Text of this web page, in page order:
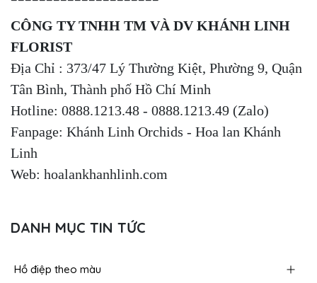
CÔNG TY TNHH TM VÀ DV KHÁNH LINH
FLORIST
Địa Chỉ : 373/47 Lý Thường Kiệt, Phường 9, Quận
Tân Bình, Thành phố Hồ Chí Minh
Hotline: 0888.1213.48 - 0888.1213.49 (Zalo)
Fanpage: Khánh Linh Orchids - Hoa lan Khánh
Linh
Web: hoalankhanhlinh.com
DANH MỤC TIN TỨC
Hồ điệp theo màu